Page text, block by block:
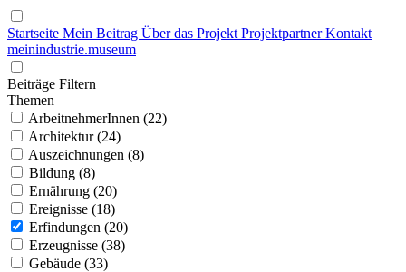
Startseite Mein Beitrag Über das Projekt ProjektpartnerKontakt
meinindustrie.museum
Beiträge Filtern
Themen
ArbeitnehmerInnen (22)
Architektur (24)
Auszeichnungen (8)
Bildung (8)
Ernährung (20)
Ereignisse (18)
Erfindungen (20)
Erzeugnisse (38)
Gebäude (33)